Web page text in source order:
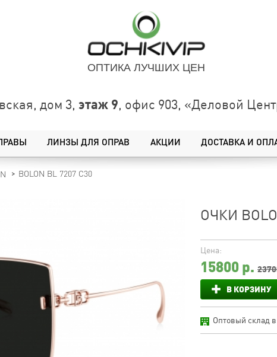
ОПТИКА ЛУЧШИХ ЦЕН
дом 3, этаж 9, офис 903, «Деловой
ЛИНЗЫ ДЛЯ ОПРАВ АКЦИИ ДОСТАВКА И
BOLON BL 7207 C30
ОЧКИ
Цена:
15800 р.
В КОРЗИНУ
Оптовый склад